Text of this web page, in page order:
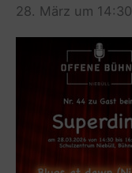
28. März um 14:30